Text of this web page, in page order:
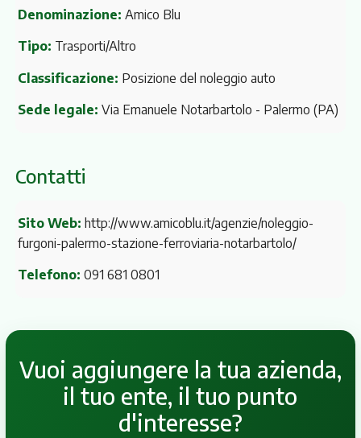
Denominazione: Amico Blu
Tipo: Trasporti/Altro
Classificazione: Posizione del noleggio auto
Sede legale: Via Emanuele Notarbartolo - Palermo (PA)
Contatti
Sito Web: http://www.amicoblu.it/agenzie/noleggio-
furgoni-palermo-stazione-ferroviaria-notarbartolo/
Telefono: 091 681 0801
Vuoi aggiungere la tua azienda,
il tuo ente, il tuo punto
d'interesse?